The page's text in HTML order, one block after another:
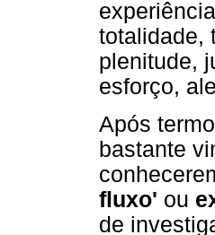
totalidade,
plenitude,
esforço,
Após
bastante
fluxo' ou
de